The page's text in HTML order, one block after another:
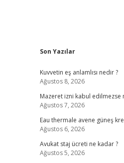
Sidebar
Son Yazılar
Kuvvetin eş anlamlısı nedir ?
Ağustos 8, 2026
Mazeret izni kabul edilmezse
Ağustos 7, 2026
Eau thermale avene güneş
Ağustos 6, 2026
Avukat staj ücreti ne kadar ?
Ağustos 5, 2026